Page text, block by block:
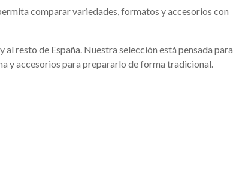
comparar variedades, formatos y accesorios con
resto de España. Nuestra selección está pensada para
y accesorios para prepararlo de forma tradicional.